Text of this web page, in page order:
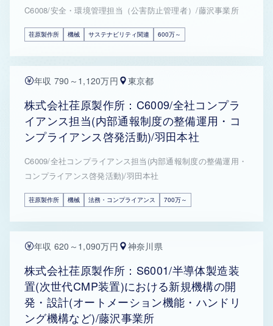
C6008/安全・環境管理担当（公害防止管理者）/藤沢事業所
荏原製作所 機械 サステナビリティ関連 600万～
年収 790～1,120万円 東京都
株式会社荏原製作所：C6009/全社コンプラ
イアンス担当(内部通報制度の整備運用・コ
ンプライアンス啓発活動)/羽田本社
C6009/全社コンプライアンス担当(内部通報制度の整備運用・
コンプライアンス啓発活動)/羽田本社
荏原製作所 機械 法務・コンプライアンス 700万～
年収 620～1,090万円 神奈川県
株式会社荏原製作所：S6001/半導体製造装
置(次世代CMP装置)における新規機構の開
発・設計(オートメーション機能・ハンドリ
ング機構など)/藤沢事業所